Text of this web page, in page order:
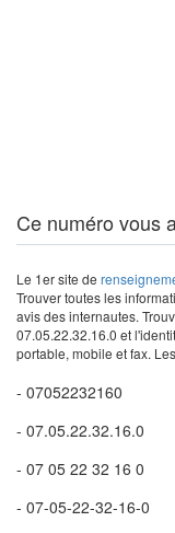
Ce numéro vous
Le 1er site de
Trouver toutes les
avis des internautes.
07.05.22.32.16.0 et
portable, mobile et fax.
- 07052232160
- 07.05.22.32.16.0
- 07 05 22 32 16 0
- 07-05-22-32-16-0